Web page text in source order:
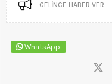
GELINCE HABER VER
WhatsApp